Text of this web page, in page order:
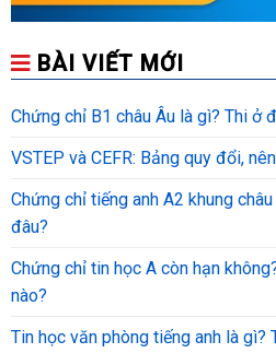
BÀI VIẾT MỚI
Chứng chỉ B1 châu Âu là gì? Thi ở
VSTEP và CEFR: Bảng quy đổi,
Chứng chỉ tiếng anh A2 khung
đâu?
Chứng chỉ tin học A còn hạn
nào?
Tin học văn phòng tiếng anh là gì?